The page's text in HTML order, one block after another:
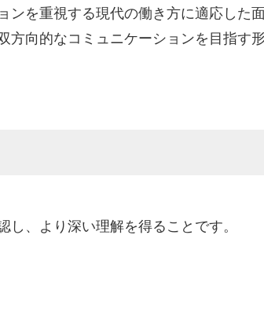
ンを重視する現代の働き方に適応した
方向的なコミュニケーションを目指す
、より深い理解を得ることです。